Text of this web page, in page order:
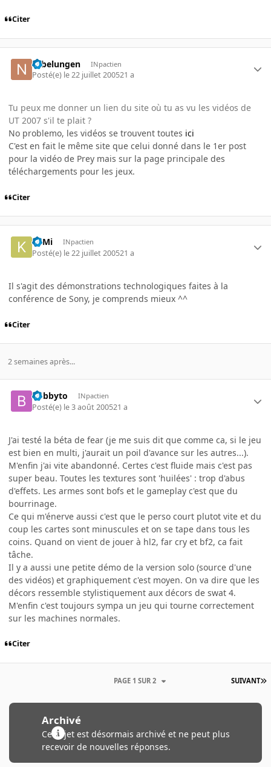
Citer
Nibelungen INpactien
Posté(e) le 22 juillet 200521 a
Tu peux me donner un lien du site où tu as vu les vidéos de
UT 2007 s'il te plait ?
No problemo, les vidéos se trouvent toutes ici
C'est en fait le même site que celui donné dans le 1er post
pour la vidéo de Prey mais sur la page principale des
téléchargements pour les jeux.
Citer
KilMi INpactien
Posté(e) le 22 juillet 200521 a
Il s'agit des démonstrations technologiques faites à la
conférence de Sony, je comprends mieux ^^
Citer
2 semaines après...
bobbyto INpactien
Posté(e) le 3 août 200521 a
J'ai testé la béta de fear (je me suis dit que comme ca, si le jeu
est bien en multi, j'aurait un poil d'avance sur les autres...).
M'enfin j'ai vite abandonné. Certes c'est fluide mais c'est pas
super beau. Toutes les textures sont 'huilées' : trop d'abus
d'effets. Les armes sont bofs et le gameplay c'est que du
bourrinage.
Ce qui m'énerve aussi c'est que le perso court plutot vite et du
coup les cartes sont minuscules et on se tape dans tous les
coins. Quand on vient de jouer à hl2, far cry et bf2, ca fait
tâche.
Il y a aussi une petite démo de la version solo (source d'une
des vidéos) et graphiquement c'est moyen. On va dire que les
décors ressemble stylistiquement aux décors de swat 4.
M'enfin c'est toujours sympa un jeu qui tourne correctement
sur les machines normales.
Citer
SUIVANT
PAGE 1 SUR 2
Archivé
Ce sujet est désormais archivé et ne peut plus
recevoir de nouvelles réponses.